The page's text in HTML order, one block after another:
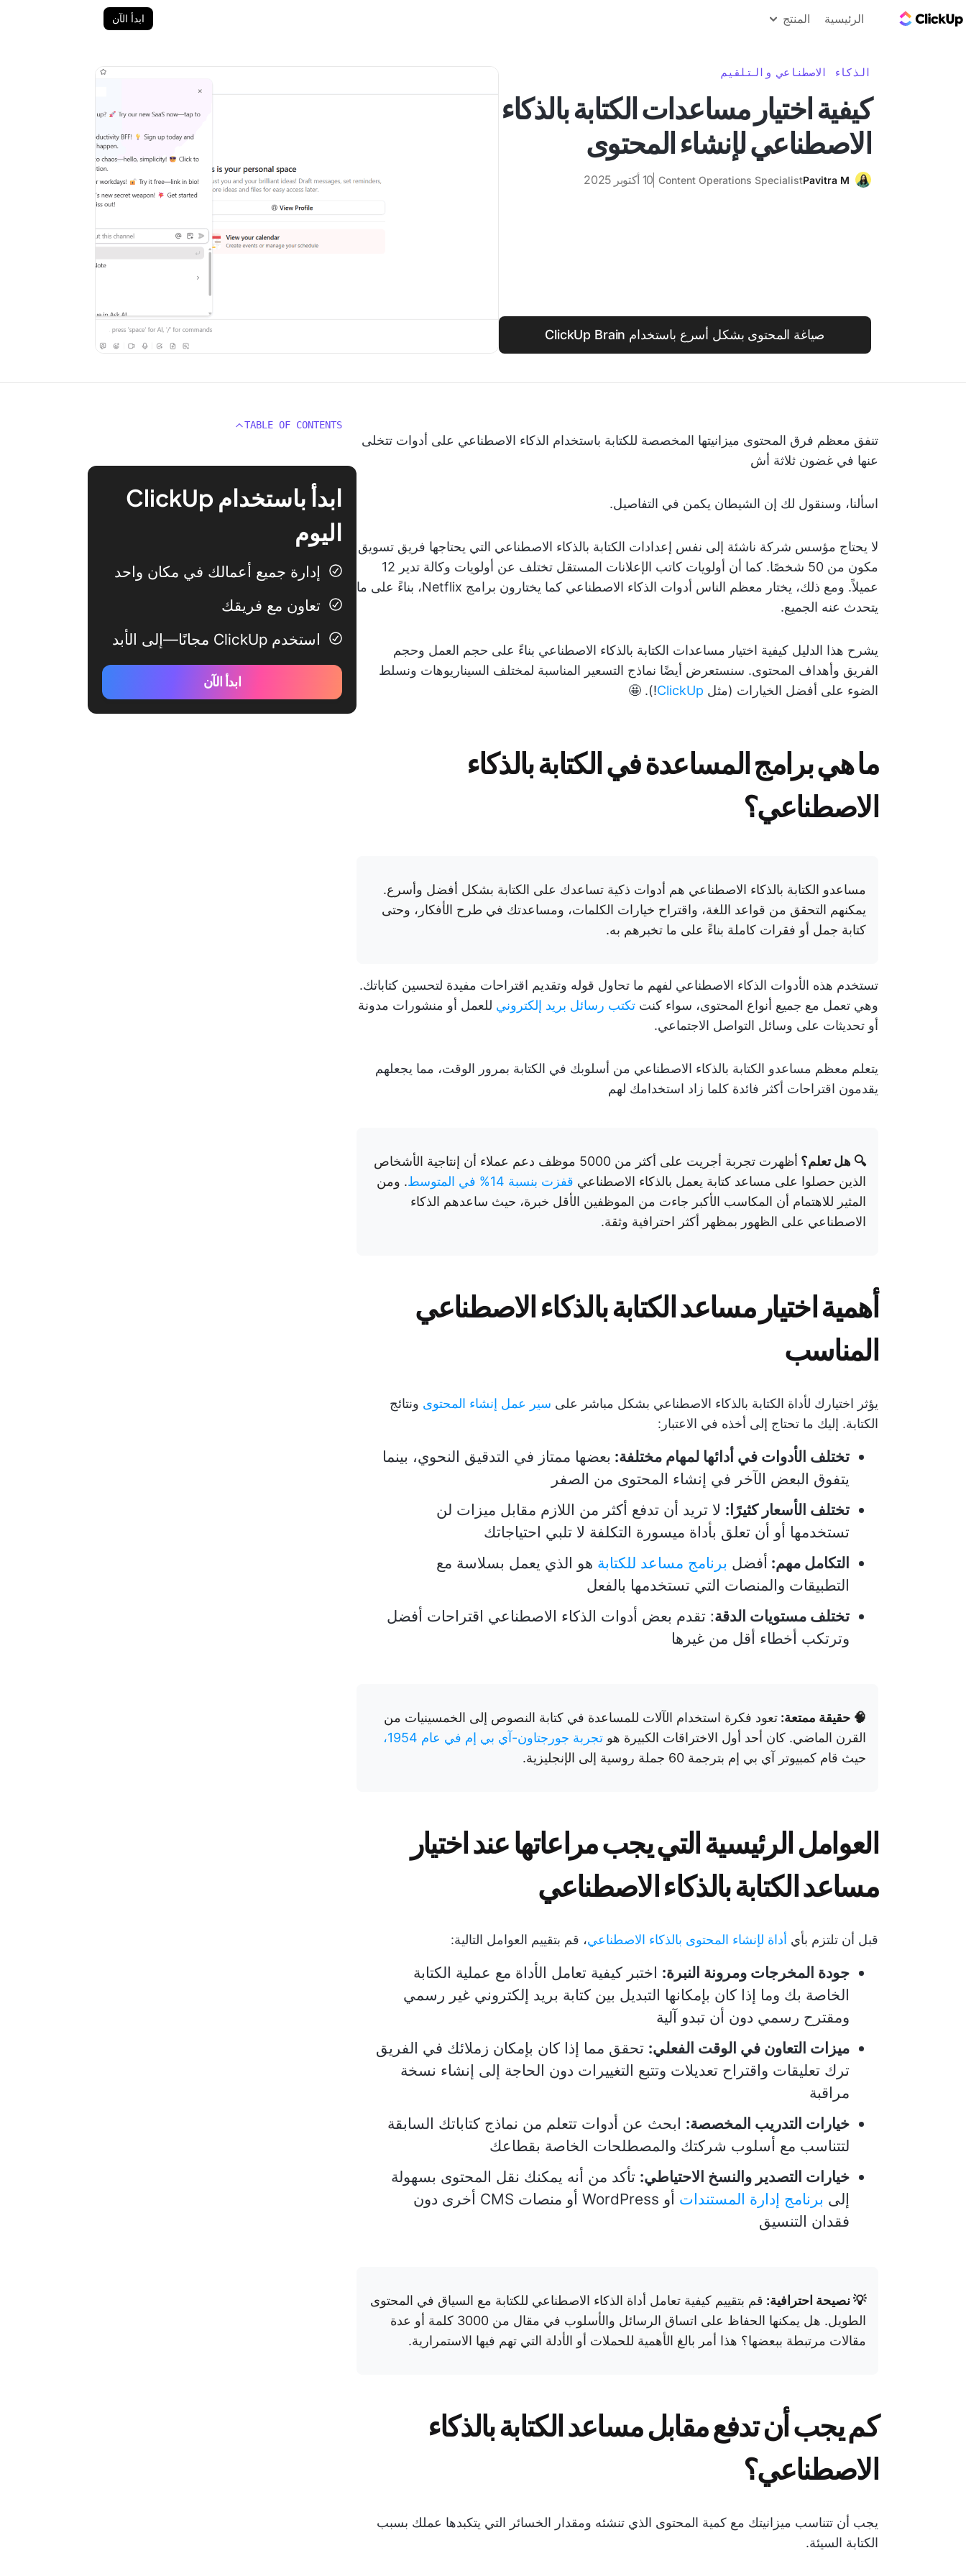
الرئيسية المنتج ابدأ الآن
الذكاء الاصطناعي والتلقيم
كيفية اختيار مساعدات الكتابة بالذكاء
الاصطناعي لإنشاء المحتوى
Pavitra M
Content Operations Specialist 10 أكتوبر 2025
صياغة المحتوى بشكل أسرع باستخدام ClickUp Brain
تنفق معظم فرق المحتوى ميزانيتها المخصصة للكتابة باستخدام الذكاء الاصطناعي على أدوات تتخلى
عنها في غضون ثلاثة أش
اسألنا، وسنقول لك إن الشيطان يكمن في التفاصيل.
لا يحتاج مؤسس شركة ناشئة إلى نفس إعدادات الكتابة بالذكاء الاصطناعي التي يحتاجها فريق تسويق
مكون من 50 شخصًا. كما أن أولويات كاتب الإعلانات المستقل تختلف عن أولويات وكالة تدير 12
عميلاً. ومع ذلك، يختار معظم الناس أدوات الذكاء الاصطناعي كما يختارون برامج Netflix، بناءً على ما
يتحدث عنه الجميع.
يشرح هذا الدليل كيفية اختيار مساعدات الكتابة بالذكاء الاصطناعي بناءً على حجم العمل وحجم
الفريق وأهداف المحتوى. سنستعرض أيضًا نماذج التسعير المناسبة لمختلف السيناريوهات ونسلط
الضوء على أفضل الخيارات (مثل ClickUp
!). 🤩
ما هي برامج المساعدة في الكتابة بالذكاء
الاصطناعي؟
مساعدو الكتابة بالذكاء الاصطناعي هم أدوات ذكية تساعدك على الكتابة بشكل أفضل وأسرع.
يمكنهم التحقق من قواعد اللغة، واقتراح خيارات الكلمات، ومساعدتك في طرح الأفكار، وحتى
كتابة جمل أو فقرات كاملة بناءً على ما تخبرهم به.
تستخدم هذه الأدوات الذكاء الاصطناعي لفهم ما تحاول قوله وتقديم اقتراحات مفيدة لتحسين كتاباتك.
وهي تعمل مع جميع أنواع المحتوى، سواء كنت تكتب رسائل بريد إلكتروني للعمل أو منشورات مدونة
أو تحديثات على وسائل التواصل الاجتماعي.
يتعلم معظم مساعدو الكتابة بالذكاء الاصطناعي من أسلوبك في الكتابة بمرور الوقت، مما يجعلهم
يقدمون اقتراحات أكثر فائدة كلما زاد استخدامك لهم
🔍 هل تعلم؟
أظهرت تجربة أجريت على أكثر من 5000 موظف دعم عملاء أن إنتاجية الأشخاص
الذين حصلوا على مساعد كتابة يعمل بالذكاء الاصطناعي قفزت بنسبة 14% في المتوسط
. ومن
المثير للاهتمام أن المكاسب الأكبر جاءت من الموظفين الأقل خبرة، حيث ساعدهم الذكاء
الاصطناعي على الظهور بمظهر أكثر احترافية وثقة.
أهمية اختيار مساعد الكتابة بالذكاء الاصطناعي
المناسب
يؤثر اختيارك لأداة الكتابة بالذكاء الاصطناعي بشكل مباشر على سير عمل إنشاء المحتوى ونتائج
الكتابة. إليك ما تحتاج إلى أخذه في الاعتبار:
تختلف الأدوات في أدائها لمهام مختلفة: بعضها ممتاز في التدقيق النحوي، بينما
يتفوق البعض الآخر في إنشاء المحتوى من الصفر
تختلف الأسعار كثيرًا: لا تريد أن تدفع أكثر من اللازم مقابل ميزات لن
تستخدمها أو أن تعلق بأداة ميسورة التكلفة لا تلبي احتياجاتك
التكامل مهم: أفضل برنامج مساعد للكتابة هو الذي يعمل بسلاسة مع
التطبيقات والمنصات التي تستخدمها بالفعل
تختلف مستويات الدقة: تقدم بعض أدوات الذكاء الاصطناعي اقتراحات أفضل
وترتكب أخطاء أقل من غيرها
🧠 حقيقة ممتعة: تعود فكرة استخدام الآلات للمساعدة في كتابة النصوص إلى الخمسينيات من
القرن الماضي. كان أحد أول الاختراقات الكبيرة هو تجربة جورجتاون-آي بي إم في عام 1954،
حيث قام كمبيوتر آي بي إم بترجمة 60 جملة روسية إلى الإنجليزية.
العوامل الرئيسية التي يجب مراعاتها عند اختيار
مساعد الكتابة بالذكاء الاصطناعي
قبل أن تلتزم بأي أداة لإنشاء المحتوى بالذكاء الاصطناعي، قم بتقييم العوامل التالية:
جودة المخرجات ومرونة النبرة: اختبر كيفية تعامل الأداة مع عملية الكتابة
الخاصة بك وما إذا كان بإمكانها التبديل بين كتابة بريد إلكتروني غير رسمي
ومقترح رسمي دون أن تبدو آلية
ميزات التعاون في الوقت الفعلي: تحقق مما إذا كان بإمكان زملائك في الفريق
ترك تعليقات واقتراح تعديلات وتتبع التغييرات دون الحاجة إلى إنشاء نسخة
مراقبة
خيارات التدريب المخصصة: ابحث عن أدوات تتعلم من نماذج كتاباتك السابقة
لتتناسب مع أسلوب شركتك والمصطلحات الخاصة بقطاعك
خيارات التصدير والنسخ الاحتياطي: تأكد من أنه يمكنك نقل المحتوى بسهولة
إلى برنامج إدارة المستندات
أو WordPress أو منصات CMS أخرى دون
فقدان التنسيق
💡 نصيحة احترافية: قم بتقييم كيفية تعامل أداة الذكاء الاصطناعي للكتابة مع السياق في المحتوى
الطويل. هل يمكنها الحفاظ على اتساق الرسائل والأسلوب في مقال من 3000 كلمة أو عدة
مقالات مرتبطة ببعضها؟ هذا أمر بالغ الأهمية للحملات أو الأدلة التي تهم فيها الاستمرارية.
كم يجب أن تدفع مقابل مساعد الكتابة بالذكاء
الاصطناعي؟
يجب أن تتناسب ميزانيتك مع كمية المحتوى الذي تنشئه ومقدار الخسائر التي يتكبدها عملك بسبب
الكتابة السيئة.
TABLE OF CONTENTS
ابدأ باستخدام ClickUp
اليوم
إدارة جميع أعمالك في مكان واحد
تعاون مع فريقك
استخدم ClickUp مجانًا—إلى الأبد
ابدأ الآن